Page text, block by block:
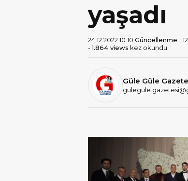
yaşadı
24.12.2022 10:10 Güncellenme :
-1.864 views kez okundu
Güle Güle